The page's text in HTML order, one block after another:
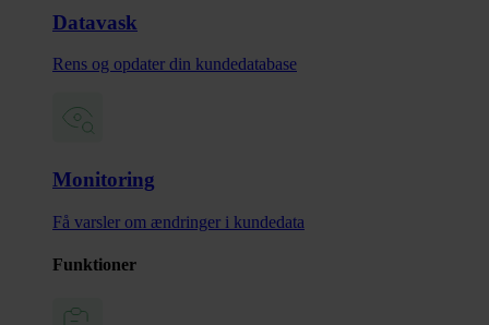
Datavask
Rens og opdater din kundedatabase
Monitoring
Få varsler om ændringer i kundedata
Funktioner